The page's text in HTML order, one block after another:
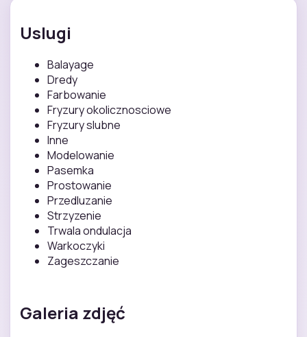
Uslugi
Balayage
Dredy
Farbowanie
Fryzury okolicznosciowe
Fryzury slubne
Inne
Modelowanie
Pasemka
Prostowanie
Przedluzanie
Strzyzenie
Trwala ondulacja
Warkoczyki
Zageszczanie
Galeria zdjęć